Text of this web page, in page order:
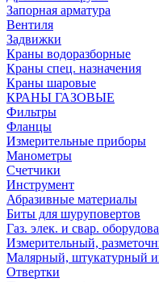
Запорная арматура
Вентиля
Задвижки
Краны водоразборные
Краны спец. назначения
Краны шаровые
КРАНЫ ГАЗОВЫЕ
Фильтры
Фланцы
Измерительные приборы
Манометры
Счетчики
Инструмент
Абразивные материалы
Биты для шуруповертов
Газ. элек. и свар.
Измерительный,
Малярный, штукатурный
Отвертки